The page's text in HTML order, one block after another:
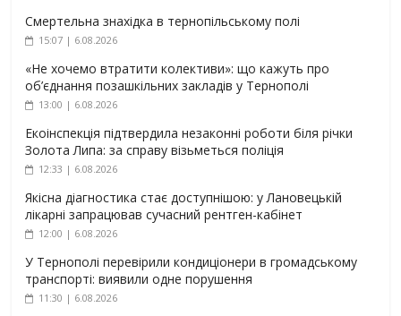
Смертельна знахідка в тернопільському полі
15:07 | 6.08.2026
«Не хочемо втратити колективи»: що кажуть про
об’єднання позашкільних закладів у Тернополі
13:00 | 6.08.2026
Екоінспекція підтвердила незаконні роботи біля річки
Золота Липа: за справу візьметься поліція
12:33 | 6.08.2026
Якісна діагностика стає доступнішою: у Лановецькій
лікарні запрацював сучасний рентген-кабінет
12:00 | 6.08.2026
У Тернополі перевірили кондиціонери в громадському
транспорті: виявили одне порушення
11:30 | 6.08.2026